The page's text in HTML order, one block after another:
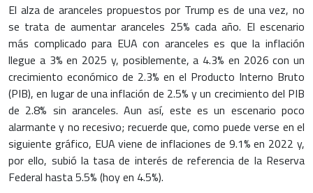
El alza de aranceles propuestos por Trump es de una vez, no
se trata de aumentar aranceles 25% cada año. El escenario
más complicado para EUA con aranceles es que la inflación
llegue a 3% en 2025 y, posiblemente, a 4.3% en 2026 con un
crecimiento económico de 2.3% en el Producto Interno Bruto
(PIB), en lugar de una inflación de 2.5% y un crecimiento del PIB
de 2.8% sin aranceles. Aun así, este es un escenario poco
alarmante y no recesivo; recuerde que, como puede verse en el
siguiente gráfico, EUA viene de inflaciones de 9.1% en 2022 y,
por ello, subió la tasa de interés de referencia de la Reserva
Federal hasta 5.5% (hoy en 4.5%).